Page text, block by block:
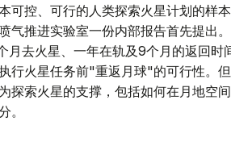
可控、可行的人类探索火星计划的样
气推进实验室一份内部报告首先提出
月去火星、一年在轨及9个月的返回时
行火星任务前"重返月球"的可行性。
探索火星的支撑，包括如何在月地空
。